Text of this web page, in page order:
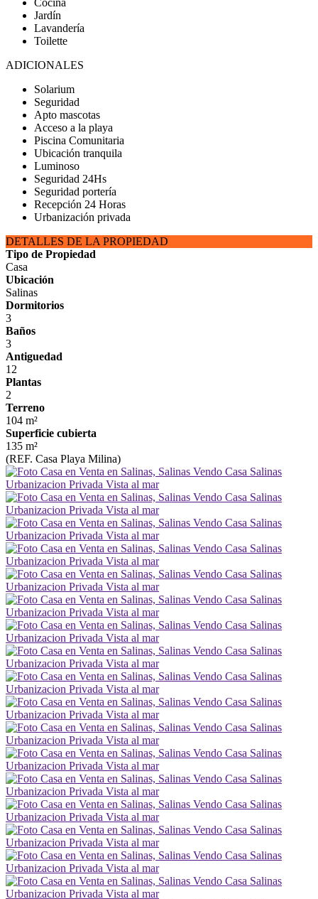
Cocina
Jardín
Lavandería
Toilette
ADICIONALES
Solarium
Seguridad
Apto mascotas
Acceso a la playa
Piscina Comunitaria
Ubicación tranquila
Luminoso
Seguridad 24Hs
Seguridad portería
Recepción 24 Horas
Urbanización privada
DETALLES DE LA PROPIEDAD
Tipo de Propiedad
Casa
Ubicación
Salinas
Dormitorios
3
Baños
3
Antiguedad
12
Plantas
2
Terreno
104 m²
Superficie cubierta
135 m²
(REF. Casa Playa Milina)